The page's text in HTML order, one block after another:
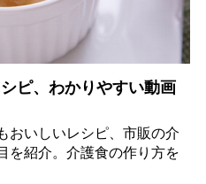
ピ、わかりやすい動画
おいしいレシピ、市販の介
を紹介。介護食の作り方を